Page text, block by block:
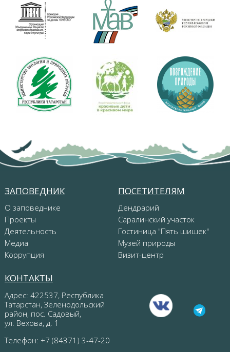
ЗАПОВЕДНИК
О заповеднике
Проекты
Деятельность
Медиа
Коррупция
ПОСЕТИТЕЛЯМ
Дендрарий
Саралинский участок
Гостиница "Пять шишек"
Музей природы
Визит-центр
КОНТАКТЫ
Адрес: 422537, Республика
Татарстан, Зеленодольский
район, пос. Садовый,
ул. Вехова, д. 1
Телефон: +7 (84371) 3-47-20